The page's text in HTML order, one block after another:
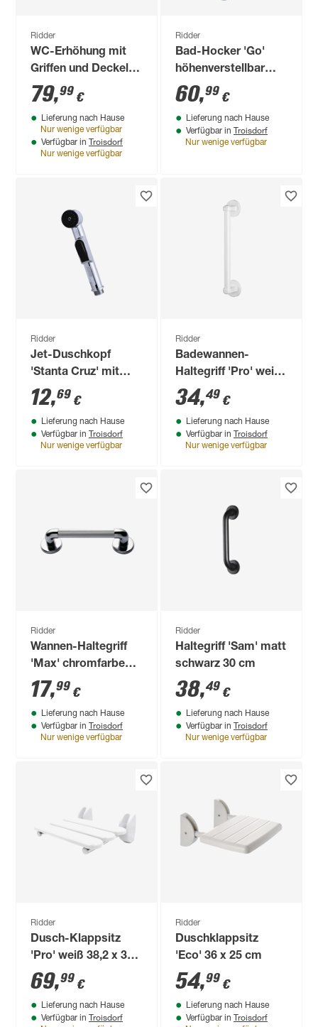
Ridder
WC-Erhöhung mit
Griffen und Deckel
'Comfort' weiß bis
150 kg
79,99 €
Lieferung nach Hause
Nur wenige verfügbar
Verfügbar in Troisdorf
Nur wenige verfügbar
Ridder
Bad-Hocker 'Go'
höhenverstellbar
weiß 39,5 x 37 x 34,4
- 52,2 cm
60,99 €
Lieferung nach Hause
Verfügbar in Troisdorf
Nur wenige verfügbar
Ridder
Jet-Duschkopf
'Stanta Cruz' mit
Schalter chrom Ø 32
mm
12,69 €
Lieferung nach Hause
Verfügbar in Troisdorf
Nur wenige verfügbar
Ridder
Badewannen-
Haltegriff 'Pro' weiß
45 cm bis 110 kg
34,49 €
Lieferung nach Hause
Verfügbar in Troisdorf
Nur wenige verfügbar
Ridder
Wannen-Haltegriff
'Max' chromfarben
30 cm, bis 100 kg
17,99 €
Lieferung nach Hause
Verfügbar in Troisdorf
Nur wenige verfügbar
Ridder
Haltegriff 'Sam' matt
schwarz 30 cm
38,49 €
Lieferung nach Hause
Verfügbar in Troisdorf
Nur wenige verfügbar
Ridder
Dusch-Klappsitz
'Pro' weiß 38,2 x 33
x 16,2 cm
69,99 €
Lieferung nach Hause
Verfügbar in Troisdorf
Ridder
Duschklappsitz
'Eco' 36 x 25 cm
54,99 €
Lieferung nach Hause
Verfügbar in Troisdorf